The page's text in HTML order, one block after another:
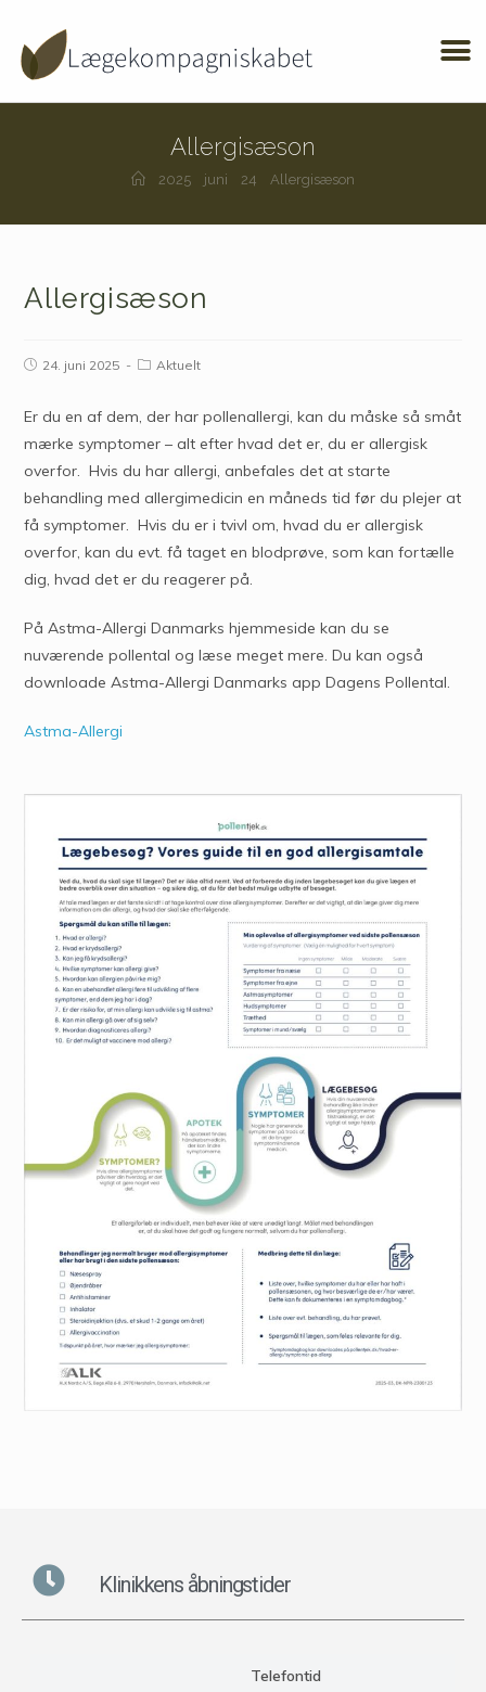
Allergisæson
2025 juni 24 Allergisæson
Allergisæson
24. juni 2025 Aktuelt
Er du en af dem, der har pollenallergi, kan du måske så småt
mærke symptomer – alt efter hvad det er, du er allergisk
overfor. Hvis du har allergi, anbefales det at starte
behandling med allergimedicin en måneds tid før du plejer at
få symptomer. Hvis du er i tvivl om, hvad du er allergisk
overfor, kan du evt. få taget en blodprøve, som kan fortælle
dig, hvad det er du reagerer på.
På Astma-Allergi Danmarks hjemmeside kan du se
nuværende pollental og læse meget mere. Du kan også
downloade Astma-Allergi Danmarks app Dagens Pollental.
Astma-Allergi
Klinikkens åbningstider
Telefontid